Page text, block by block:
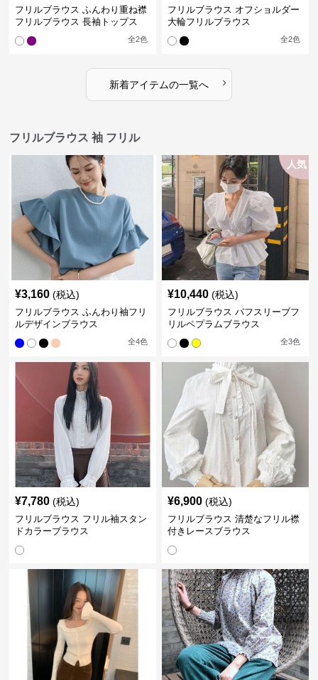
フリルブラウス ふんわり重ね襟
フリルブラウス 長袖トップス
全2色
フリルブラウス オフショルダー
大輪フリルブラウス
全2色
新着アイテムの一覧へ ›
フリルブラウス 袖 フリル
¥3,160 (税込)
フリルブラウス ふんわり袖フリ
ルデザインブラウス
全4色
人気
¥10,440 (税込)
フリルブラウス パフスリーブフ
リルペプラムブラウス
全3色
¥7,780 (税込)
フリルブラウス フリル袖スタン
ドカラーブラウス
¥6,900 (税込)
フリルブラウス 清楚なフリル襟
付きレースブラウス